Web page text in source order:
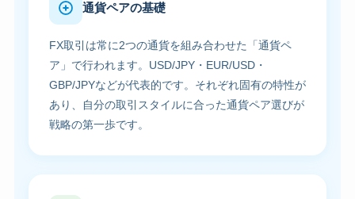
通貨ペアの基礎
FX取引は常に2つの通貨を組み合わせた「通貨ペ
ア」で行われます。USD/JPY・EUR/USD・
GBP/JPYなどが代表的です。それぞれ固有の特性が
あり、自分の取引スタイルに合った通貨ペア選びが
戦略の第一歩です。